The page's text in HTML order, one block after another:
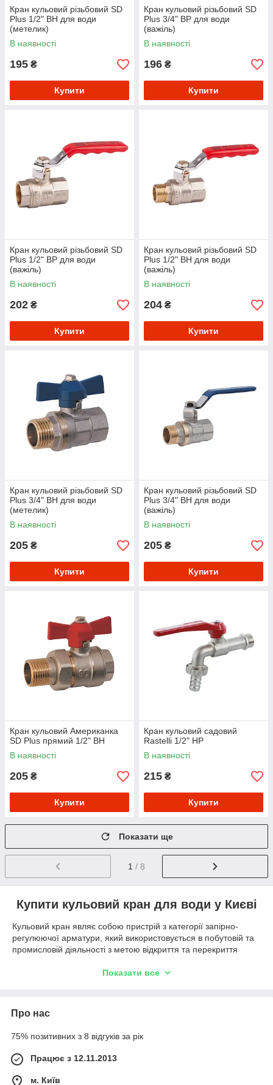
Кран кульовий різьбовий SD
Plus 1/2" ВН для води
(метелик)
В наявності
195 ₴
Купити
Кран кульовий різьбовий SD
Plus 3/4" ВР для води
(важіль)
В наявності
196 ₴
Купити
Кран кульовий різьбовий SD
Plus 1/2" ВР для води
(важіль)
В наявності
202 ₴
Купити
Кран кульовий різьбовий SD
Plus 1/2" ВН для води
(важіль)
В наявності
204 ₴
Купити
Кран кульовий різьбовий SD
Plus 3/4" ВН для води
(метелик)
В наявності
205 ₴
Купити
Кран кульовий різьбовий SD
Plus 3/4" ВН для води
(важіль)
В наявності
205 ₴
Купити
Кран кульовий Американка
SD Plus прямий 1/2" ВН
В наявності
205 ₴
Купити
Кран кульовий садовий
Rastelli 1/2" НР
В наявності
215 ₴
Купити
Показати ще
1 / 8
Купити кульовий кран для води у Києві
Кульовий кран являє собою пристрій з категорії запірно-
регулюючої арматури, який використовується в побутовій та
промисловій діяльності з метою відкриття та перекриття
назвати універсальним, що передбачає можливість його
умови їх правильного вибору, монтажу та дотримання всіх
правил у процесі експлуатації. Серед основних подібних
високої температури та тиску всередині системи;
Висока швидкість перекриття потоку робочого
Показати все
Про нас
75% позитивних з 8 відгуків за рік
Працює з 12.11.2013
м. Київ